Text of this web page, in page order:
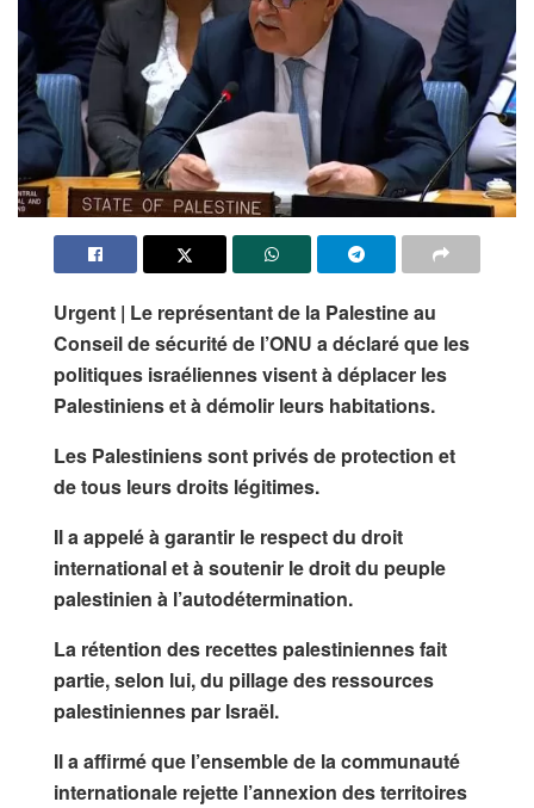
Urgent | Le représentant de la Palestine au
Conseil de sécurité de l’ONU a déclaré que les
politiques israéliennes visent à déplacer les
Palestiniens et à démolir leurs habitations.
Les Palestiniens sont privés de protection et
de tous leurs droits légitimes.
Il a appelé à garantir le respect du droit
international et à soutenir le droit du peuple
palestinien à l’autodétermination.
La rétention des recettes palestiniennes fait
partie, selon lui, du pillage des ressources
palestiniennes par Israël.
Il a affirmé que l’ensemble de la communauté
internationale rejette l’annexion des territoires